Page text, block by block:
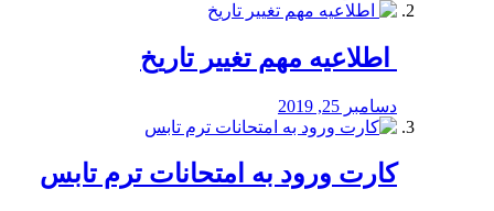
️ اطلاعیه مهم تغییر تاریخ
دسامبر 25, 2019
کارت ورود به امتحانات ترم تابس